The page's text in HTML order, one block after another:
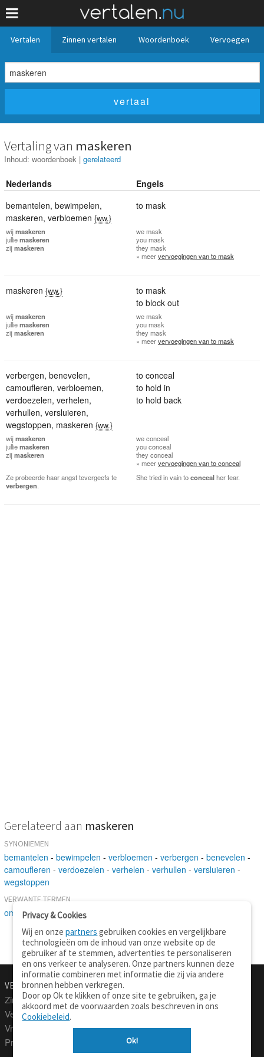
Vertalen Zinnen vertalen Woordenboek Vervoegen
Vertaling van maskeren
Inhoud: woordenboek | gerelateerd
Nederlands
Engels
bemantelen, bewimpelen,
maskeren, verbloemen {ww.}
to mask
wijmaskeren
julliemaskeren
zijmaskeren
wemask
youmask
they mask
» meervervoegingen van to mask
maskeren {ww.}
to mask
to block out
wijmaskeren
julliemaskeren
zijmaskeren
wemask
youmask
they mask
» meervervoegingen van to mask
verbergen, benevelen,
camoufleren, verbloemen,
verdoezelen, verhelen,
verhullen, versluieren,
wegstoppen, maskeren {ww.}
to conceal
to hold in
to hold back
wijmaskeren
julliemaskeren
zijmaskeren
weconceal
youconceal
they conceal
» meervervoegingen van to conceal
Ze probeerde haar angst tevergeefs te
verbergen
She tried in vain toconcealher fear.
Gerelateerd aan maskeren
SYNONIEMEN
bemantelen - bewimpelen - verbloemen - verbergen - benevelen -
camoufleren - verdoezelen - verhelen - verhullen - versluieren -
wegstoppen
VERWANTE TERMEN
omsluieren-geheimhouden
VERTALEN.NU
Zinnen vertalen
Verklarend woordenboek
Vraagbaak
Professionele vertaling
Over deze site
Privacy
Privacy & Cookies
Wij en onzepartners gebruiken cookies en vergelijkbare
technologieën om de inhoud van onze website op de
gebruiker af te stemmen, advertenties te personaliseren
en ons verkeer te analyseren. Onze partners kunnen deze
informatie combineren met informatie die zij via andere
bronnen hebben verkregen.
Door op Ok te klikken of onze site te gebruiken, ga je
akkoord met de voorwaarden zoals beschreven in ons
Cookiebeleid.
Ok!